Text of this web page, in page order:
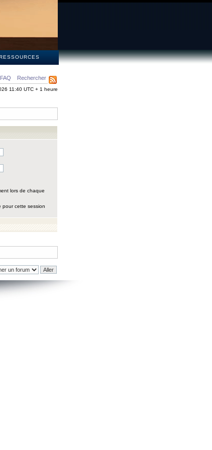
FAQ Rechercher
11:40 UTC + 1 heure
lors de chaque
pour cette session